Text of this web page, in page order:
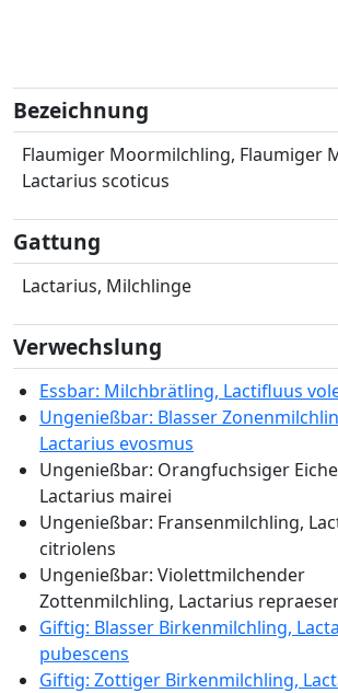
Bezeichnung
Flaumiger Moormilchling, Flaumiger
Lactarius scoticus
Gattung
Lactarius, Milchlinge
Verwechslung
Essbar: Milchbrätling, Lactifluus
Ungenießbar: Blasser
Lactarius evosmus
Ungenießbar: Orangfuchsiger
Lactarius mairei
Ungenießbar: Fransenmilchling,
citriolens
Ungenießbar: Violettmilchender
Zottenmilchling, Lactarius
Giftig: Blasser Birkenmilchling,
pubescens
Giftig: Zottiger Birkenmilchling,